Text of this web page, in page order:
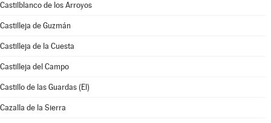
Castilblanco de los Arroyos
Castilleja de Guzmán
Castilleja de la Cuesta
Castilleja del Campo
Castillo de las Guardas (El)
Cazalla de la Sierra